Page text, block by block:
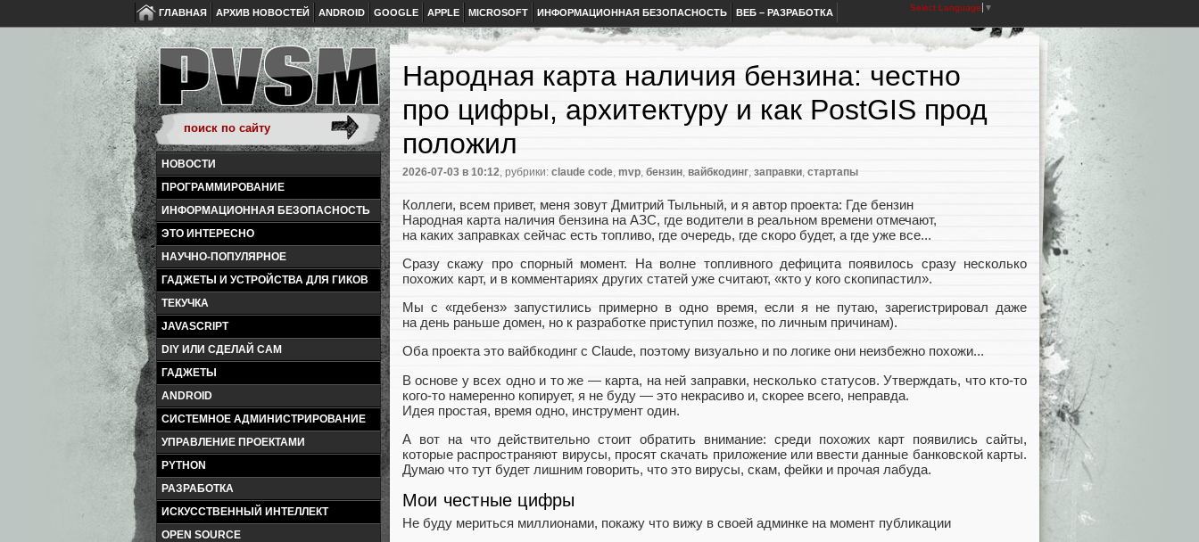
ГЛАВНАЯ АРХИВ НОВОСТЕЙ ANDROID GOOGLE APPLE MICROSOFT ИНФОРМАЦИОННАЯ БЕЗОПАСНОСТЬ ВЕБ – РАЗРАБОТКА Select Language ▼
НОВОСТИ
ПРОГРАММИРОВАНИЕ
ИНФОРМАЦИОННАЯ БЕЗОПАСНОСТЬ
ЭТО ИНТЕРЕСНО
НАУЧНО-ПОПУЛЯРНОЕ
ГАДЖЕТЫ И УСТРОЙСТВА ДЛЯ ГИКОВ
ТЕКУЧКА
JAVASCRIPT
DIY ИЛИ СДЕЛАЙ САМ
ГАДЖЕТЫ
ANDROID
СИСТЕМНОЕ АДМИНИСТРИРОВАНИЕ
УПРАВЛЕНИЕ ПРОЕКТАМИ
PYTHON
РАЗРАБОТКА
ИСКУССТВЕННЫЙ ИНТЕЛЛЕКТ
OPEN SOURCE
Народная карта наличия бензина: честно
про цифры, архитектуру и как PostGIS прод
положил
2026-07-03 в 10:12, рубрики: claude code, mvp, бензин, вайбкодинг, заправки, стартапы
Коллеги, всем привет, меня зовут Дмитрий Тыльный, и я автор проекта: Где бензин
Народная карта наличия бензина на АЗС, где водители в реальном времени отмечают,
на каких заправках сейчас есть топливо, где очередь, где скоро будет, а где уже все...
Сразу скажу про спорный момент. На волне топливного дефицита появилось сразу несколько
похожих карт, и в комментариях других статей уже считают, «кто у кого скопипастил».
Мы с «гдебенз» запустились примерно в одно время, если я не путаю, зарегистрировал даже
на день раньше домен, но к разработке приступил позже, по личным причинам).
Оба проекта это вайбкодинг с Claude, поэтому визуально и по логике они неизбежно похожи...
В основе у всех одно и то же — карта, на ней заправки, несколько статусов. Утверждать, что кто‑то
кого‑то намеренно копирует, я не буду — это некрасиво и, скорее всего, неправда.
Идея простая, время одно, инструмент один.
А вот на что действительно стоит обратить внимание: среди похожих карт появились сайты,
которые распространяют вирусы, просят скачать приложение или ввести данные банковской карты.
Думаю что тут будет лишним говорить, что это вирусы, скам, фейки и прочая лабуда.
Мои честные цифры
Не буду мериться миллионами, покажу что вижу в своей админке на момент публикации